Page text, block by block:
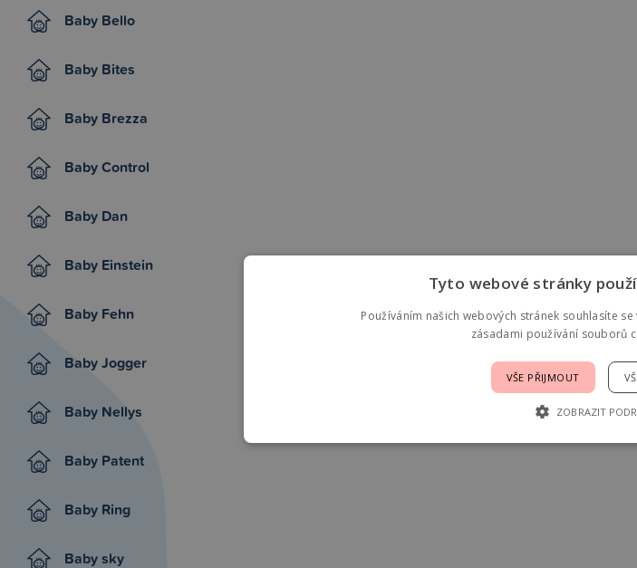
Baby Bello
Baby Bites
Baby Brezza
Baby Control
Baby Dan
Baby Einstein
Baby Fehn
Baby Jogger
Baby Nellys
Baby Patent
Baby Ring
Baby sky
Tyto webové stránky
Používáním našich webových stránek souhlasíte
zásadami používání souborů
VŠE PŘIJMOUT
ZOBRAZIT